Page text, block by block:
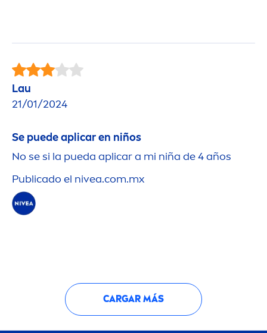
Lau
21/01/2024
Se puede aplicar en niños
No se si la pueda aplicar a mi niña de 4 años
Publicado el nivea.com.mx
CARGAR MÁS